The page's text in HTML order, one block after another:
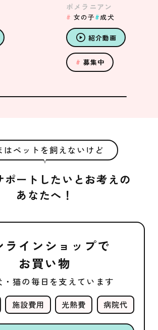
ポメラニアン
女の子 成犬
紹介動画
募集中
はペットを飼えないけど
ポートしたいとお考えの
あなたへ！
ラインショップで
お買い物
・猫の毎日を支えています
施設費用 光熱費 病院代